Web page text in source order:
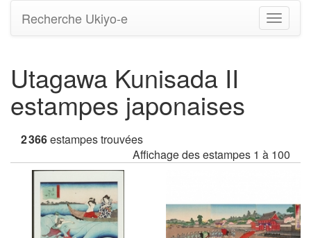
Basculer
la
Recherche Ukiyo-e
Utagawa Kunisada II
estampes japonaises
2 366estampes trouvées
Affichage des estampes 1 à 100